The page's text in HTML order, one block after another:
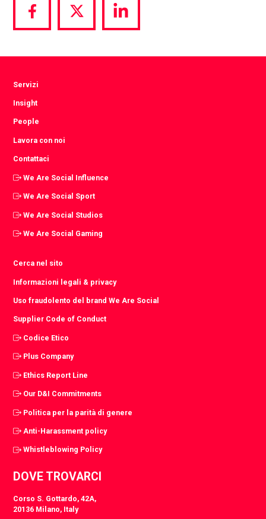
Share
via
Share
via
Share
via
Servizi
Insight
People
Lavora con noi
Contattaci
We Are Social Influence
We Are Social Sport
We Are Social Studios
We Are Social Gaming
Cerca nel sito
Informazioni legali & privacy
Uso fraudolento del brand We Are Social
Supplier Code of Conduct
Codice Etico
Plus Company
Ethics Report Line
Our D&I Commitments
Politica per la parità di genere
Anti-Harassment policy
Whistleblowing Policy
DOVE TROVARCI
Corso S. Gottardo, 42A,
20136 Milano, Italy